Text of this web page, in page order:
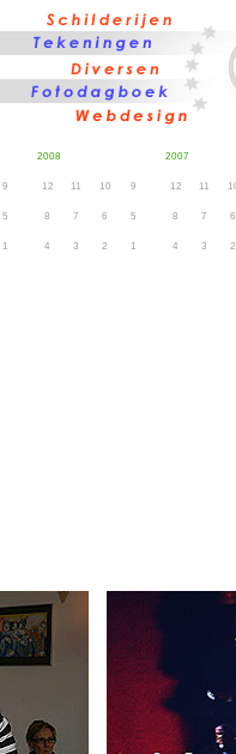
9
5
1
2008
12 11 10 9
8 7 6 5
4 3 2 1
2007
12 11
8 7 6
4 3 2